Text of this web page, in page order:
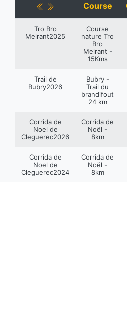
Course
Tro Bro
Melrant2025
Course
nature Tro
Bro
Melrant -
15Kms
Trail de
Bubry2026
Bubry -
Trail du
brandifout
24 km
Corrida de
Noel de
Cleguerec2026
Corrida de
Noël -
8km
Corrida de
Noel de
Cleguerec2024
Corrida de
Noël -
8km